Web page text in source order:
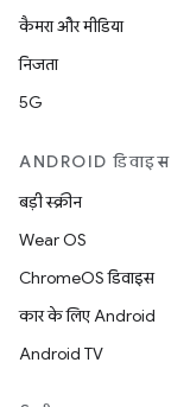
कैमरा और मीडिया
निजता
5G
ANDROID डिवाइस
बड़ी स्क्रीन
Wear OS
ChromeOS डिवाइस
कार के लिए Android
Android TV